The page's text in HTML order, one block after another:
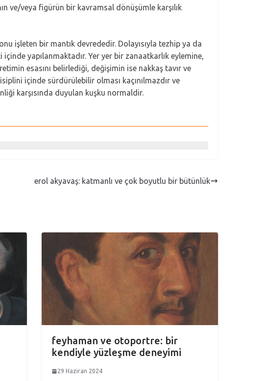
ve/veya figürün bir kavramsal dönüşümle karşılık
işleten bir mantık devrededir. Dolayısıyla tezhip ya da
yapılanmaktadır. Yer yer bir zanaatkarlık eylemine,
esasını belirlediği, değişimin ise nakkaş tavır ve
içinde sürdürülebilir olması kaçınılmazdır ve
karşısında duyulan kuşku normaldir.
erol akyavaş: katmanlı ve çok boyutlu bir bütünlük
feyhaman ve otoportre: bir
kendiyle yüzleşme deneyimi
29 Haziran 2024